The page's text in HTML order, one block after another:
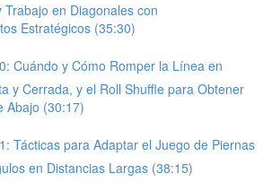
Trabajo en Diagonales con
Estratégicos (35:30)
Cuándo y Cómo Romper la Línea en
y Cerrada, y el Roll Shuffle para Obtener
Abajo (30:17)
Tácticas para Adaptar el Juego de Piernas
en Distancias Largas (38:15)